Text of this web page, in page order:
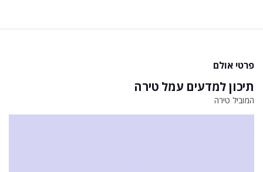
פרטי אולם
תיכון למדעים עמל טירה
המוביל טירה